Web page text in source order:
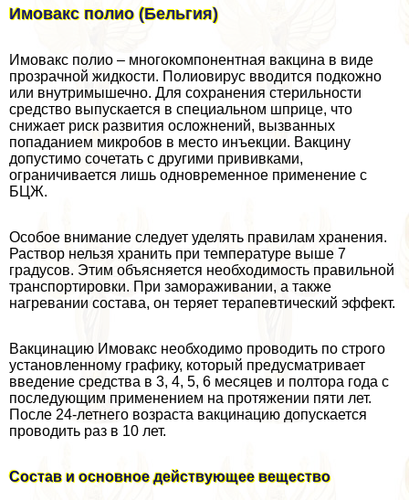
Имовакс полио (Бельгия)
Имовакс полио – многокомпонентная вакцина в виде
прозрачной жидкости. Полиовирус вводится подкожно
или внутримышечно. Для сохранения стерильности
средство выпускается в специальном шприце, что
снижает риск развития осложнений, вызванных
попаданием микробов в место инъекции. Вакцину
допустимо сочетать с другими прививками,
ограничивается лишь одновременное применение с
БЦЖ.
Особое внимание следует уделять правилам хранения.
Раствор нельзя хранить при температуре выше 7
градусов. Этим объясняется необходимость правильной
трaнcпортировки. При замораживании, а также
нагревании состава, он теряет терапевтический эффект.
Вакцинацию Имовакс необходимо проводить по строго
установленному графику, который предусматривает
введение средства в 3, 4, 5, 6 месяцев и полтора года с
последующим применением на протяжении пяти лет.
После 24-летнего возраста вакцинацию допускается
проводить раз в 10 лет.
Состав и основное действующее вещество